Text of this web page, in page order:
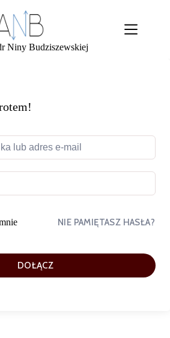
Niny Budziszewskiej
NIE PAMIĘTASZ HASŁA?
DOŁĄCZ